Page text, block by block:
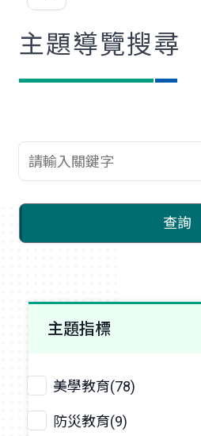
歡
主題導覽搜尋
查詢關鍵字
查詢
主題指標
美學教育(78)
防災教育(9)